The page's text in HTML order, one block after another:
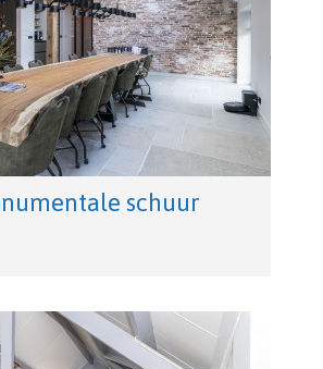
schuur